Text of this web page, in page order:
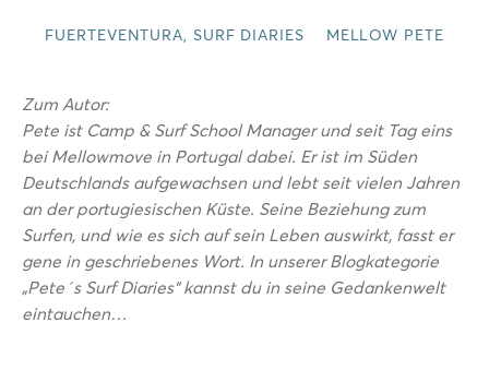
FUERTEVENTURA SURF DIARIES MELLOW PETE
Zum Autor:
Pete ist Camp & Surf School Manager und seit Tag eins
bei Mellowmove in Portugal dabei. Er ist im Süden
Deutschlands aufgewachsen und lebt seit vielen Jahren
an der portugiesischen Küste. Seine Beziehung zum
Surfen, und wie es sich auf sein Leben auswirkt, fasst er
gene in geschriebenes Wort. In unserer Blogkategorie
„Pete´s Surf Diaries“ kannst du in seine Gedankenwelt
eintauchen…